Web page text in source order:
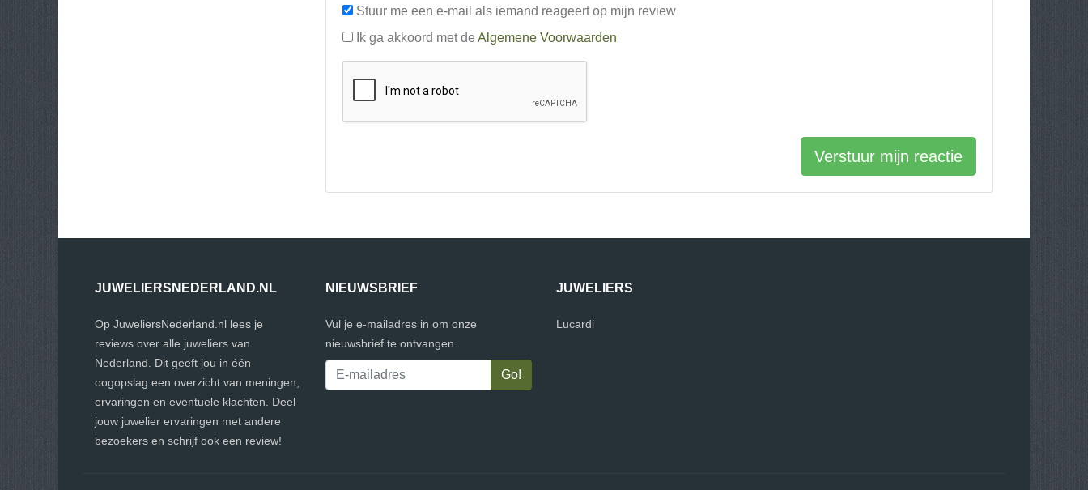
Stuur me een e-mail als iemand reageert op mijn review
Ik ga akkoord met de Algemene Voorwaarden
Verstuur mijn reactie
JUWELIERSNEDERLAND.NL
Op JuweliersNederland.nl lees je
reviews over alle juweliers van
Nederland. Dit geeft jou in één
oogopslag een overzicht van meningen,
ervaringen en eventuele klachten. Deel
jouw juwelier ervaringen met andere
bezoekers en schrijf ook een review!
NIEUWSBRIEF
Vul je e-mailadres in om onze
nieuwsbrief te ontvangen.
JUWELIERS
Lucardi